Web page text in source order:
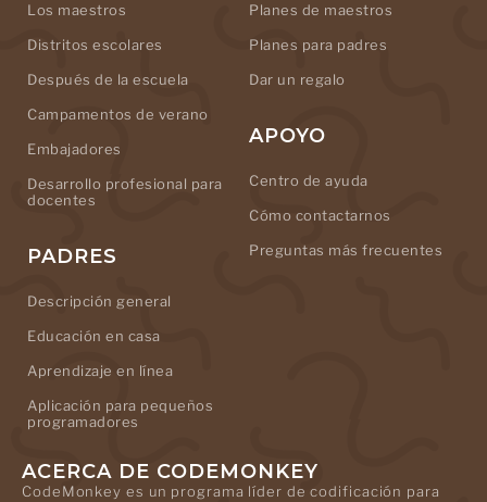
Los maestros
Distritos escolares
Después de la escuela
Campamentos de verano
Embajadores
Desarrollo profesional para
docentes
PADRES
Descripción general
Educación en casa
Aprendizaje en línea
Aplicación para pequeños
programadores
Planes de maestros
Planes para padres
Dar un regalo
APOYO
Centro de ayuda
Cómo contactarnos
Preguntas más frecuentes
ACERCA DE CODEMONKEY
CodeMonkey es un programa líder de codificación para